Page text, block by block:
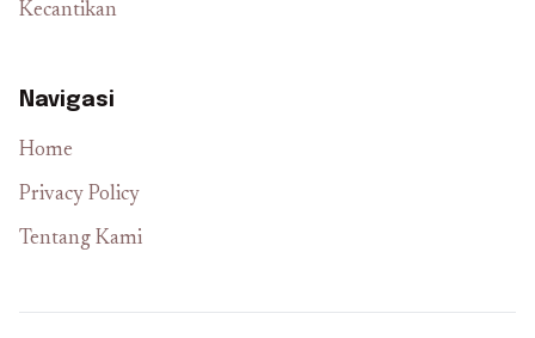
Kecantikan
Navigasi
Home
Privacy Policy
Tentang Kami